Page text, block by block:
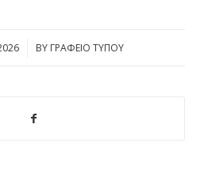
BY ΓΡΑΦΕΙΟ ΤΥΠΟΥ